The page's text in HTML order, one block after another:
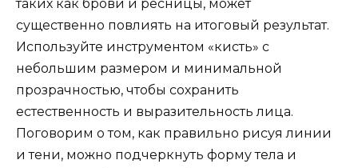
таких как брови и ресницы, может
существенно повлиять на итоговый результат.
Используйте инструментом «кисть» с
небольшим размером и минимальной
прозрачностью, чтобы сохранить
естественность и выразительность лица.
Поговорим о том, как правильно рисуя линии
и тени, можно подчеркнуть форму тела и